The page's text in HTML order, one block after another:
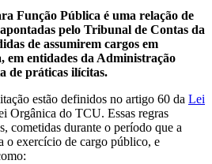
Função Pública é uma relação de
pelo Tribunal de Contas da
de assumirem cargos em
em entidades da Administração
de práticas ilícitas.
estão definidos no artigo 60 da Lei
Orgânica do TCU. Essas regras
cometidas durante o período que a
o exercício de cargo público, e